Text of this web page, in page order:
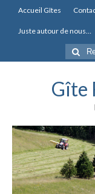
Accueil Gîtes
Juste autour de nous…
:
Gîte